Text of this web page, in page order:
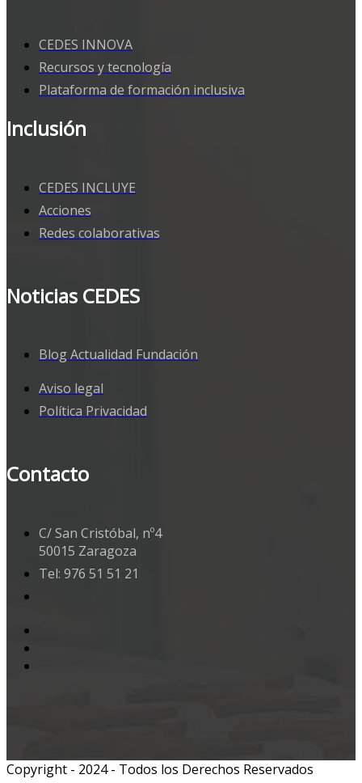
CEDES INNOVA
Recursos y tecnología
Plataforma de formación inclusiva
Inclusión
CEDES INCLUYE
Acciones
Redes colaborativas
Noticias CEDES
Blog Actualidad Fundación
Aviso legal
Política Privacidad
Contacto
C/ San Cristóbal, nº4
50015 Zaragoza
Tel: 976 51 51 21
Copyright - 2024 - Todos los Derechos Reservados